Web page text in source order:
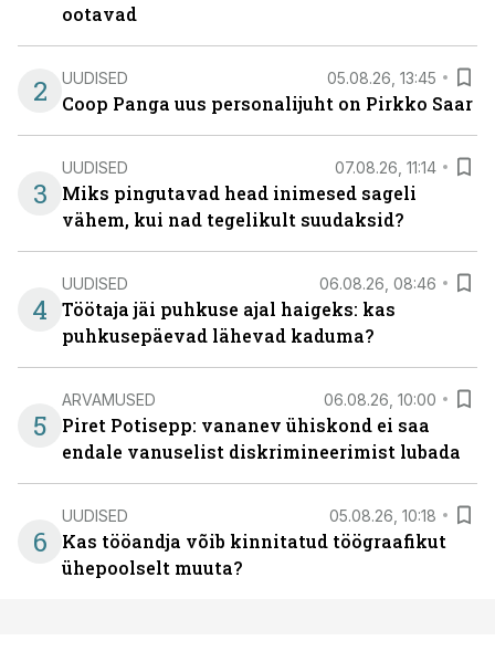
ootavad
2 UUDISED 05.08.26, 13:45
Coop Panga uus personalijuht on Pirkko Saar
3
UUDISED 07.08.26, 11:14
Miks pingutavad head inimesed sageli
vähem, kui nad tegelikult suudaksid?
4
UUDISED 06.08.26, 08:46
Töötaja jäi puhkuse ajal haigeks: kas
puhkusepäevad lähevad kaduma?
5
ARVAMUSED 06.08.26, 10:00
Piret Potisepp: vananev ühiskond ei saa
endale vanuselist diskrimineerimist lubada
6
UUDISED 05.08.26, 10:18
Kas tööandja võib kinnitatud töögraafikut
ühepoolselt muuta?